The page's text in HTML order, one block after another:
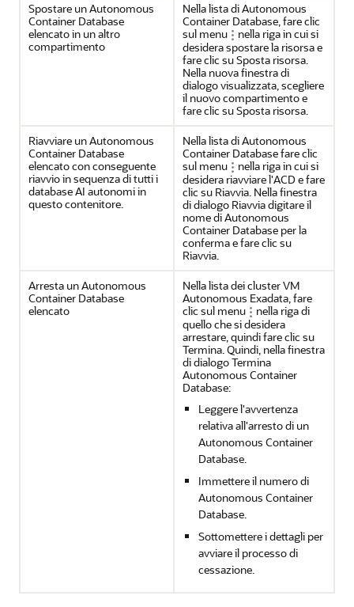
Spostare un Autonomous
Container Database
elencato in un altro
compartimento
Nella lista di Autonomous
Container Database, fare clic
sul menu
nella riga in cui si
desidera spostare la risorsa e
fare clic su Sposta risorsa.
Nella nuova finestra di
dialogo visualizzata, scegliere
il nuovo compartimento e
fare clic su Sposta risorsa.
Riavviare un Autonomous
Container Database
elencato con conseguente
riavvio in sequenza di tutti i
database AI autonomi in
questo contenitore.
Nella lista di Autonomous
Container Database fare clic
sul menu
nella riga in cui si
desidera riavviare l'ACD e fare
clic su Riavvia. Nella finestra
di dialogo Riavvia digitare il
nome di Autonomous
Container Database per la
conferma e fare clic su
Riavvia.
Arresta un Autonomous
Container Database
elencato
Nella lista dei cluster VM
Autonomous Exadata, fare
clic sul menu
nella riga di
quello che si desidera
arrestare, quindi fare clic su
Termina. Quindi, nella finestra
di dialogo Termina
Autonomous Container
Database:
Leggere l'avvertenza
relativa all'arresto di un
Autonomous Container
Database.
Immettere il numero di
Autonomous Container
Database.
Sottomettere i dettagli per
avviare il processo di
cessazione.